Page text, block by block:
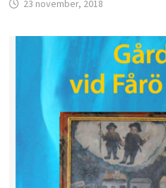
23 november, 2018